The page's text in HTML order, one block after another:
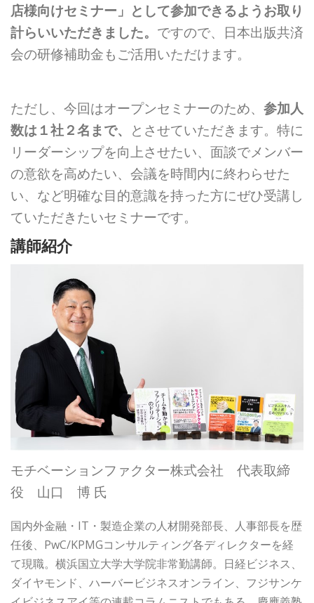
店様向けセミナー」として参加できるようお取り
計らいいただきました。 ですので、日本出版共済
会の研修補助金もご活用いただけます。
ただし、今回はオープンセミナーのため、 参加人
数は１社２名まで、
とさせていただきます。特に
リーダーシップを向上させたい、面談でメンバー
の意欲を高めたい、会議を時間内に終わらせた
い、など明確な目的意識を持った方にぜひ受講し
ていただきたいセミナーです。
講師紹介
モチベーションファクター株式会社 代表取締
役 山口 博 氏
国内外金融・IT・製造企業の人材開発部長、人事部長を歴
任後、PwC/KPMGコンサルティング各ディレクターを経
て現職。横浜国立大学大学院非常勤講師。日経ビジネス、
ダイヤモンド、ハーバービジネスオンライン、フジサンケ